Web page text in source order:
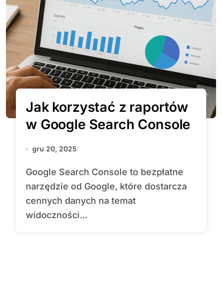
Jak korzystać z raportów
w Google Search Console
gru 20, 2025
Google Search Console to bezpłatne
narzędzie od Google, które dostarcza
cennych danych na temat
widoczności...